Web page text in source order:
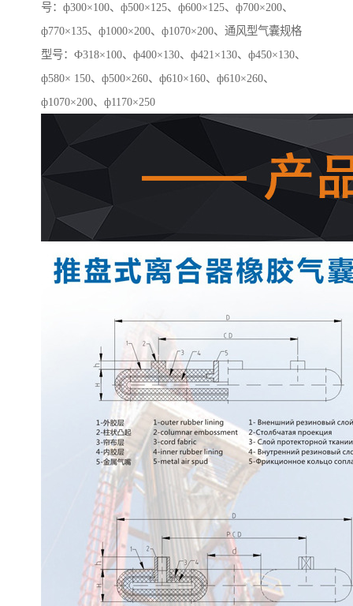
号：ф300×100、ф500×125、ф600×125、ф700×200、
ф770×135、ф1000×200、ф1070×200、通风型气囊规格
型号：Ф318×100、ф400×130、ф421×130、ф450×130、
ф580× 150、ф500×260、ф610×160、ф610×260、
ф1070×200、ф1170×250